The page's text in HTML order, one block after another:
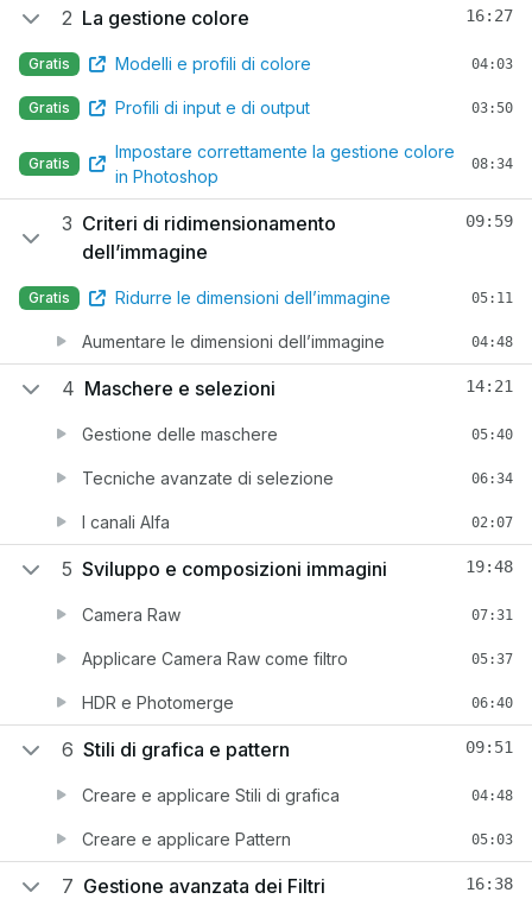
2 La gestione colore 16:27
Gratis Modelli e profili di colore 04:03
Gratis Profili di input e di output 03:50
Gratis
Impostare correttamente la gestione colore
in Photoshop
08:34
3 Criteri di ridimensionamento
dell’immagine
09:59
Gratis Ridurre le dimensioni dell’immagine 05:11
Aumentare le dimensioni dell’immagine 04:48
4 Maschere e selezioni 14:21
Gestione delle maschere 05:40
Tecniche avanzate di selezione 06:34
I canali Alfa 02:07
5 Sviluppo e composizioni immagini 19:48
Camera Raw 07:31
Applicare Camera Raw come filtro 05:37
HDR e Photomerge 06:40
6 Stili di grafica e pattern 09:51
Creare e applicare Stili di grafica 04:48
Creare e applicare Pattern 05:03
7 Gestione avanzata dei Filtri 16:38